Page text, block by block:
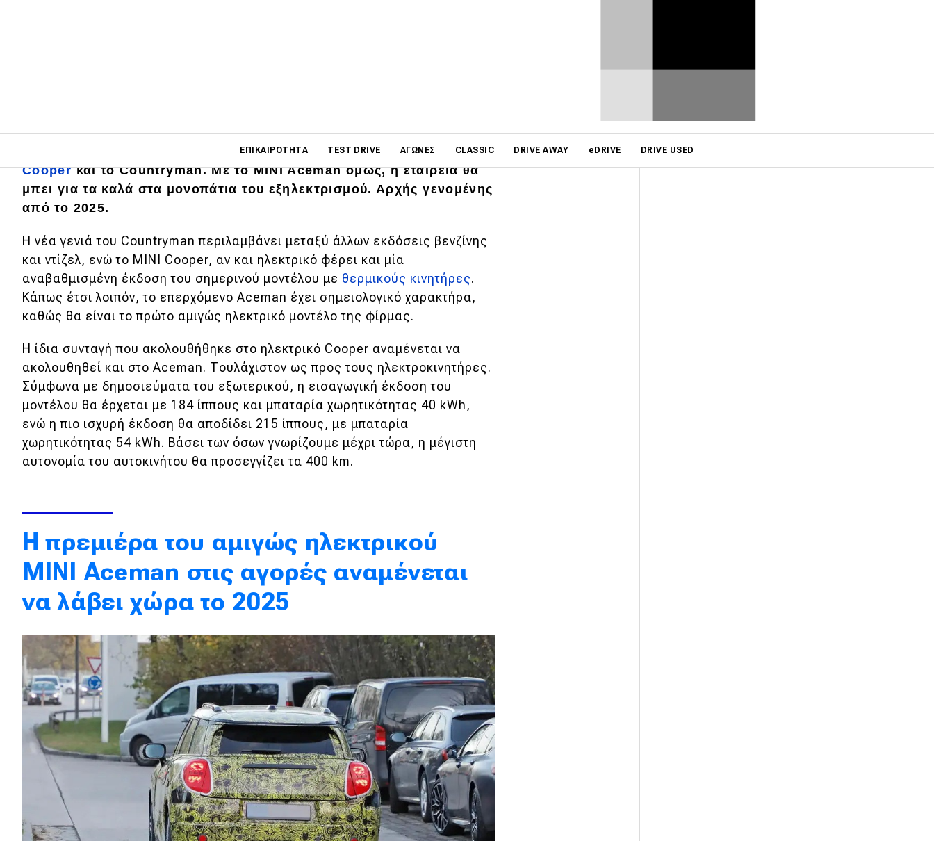
ΕΠΙΚΑΙΡΌΤΗΤΑ TEST DRIVE ΑΓΏΝΕΣ CLASSIC DRIVE AWAY eDRIVE DRIVE USED
Main navigation
Νέα μοντέλα
Πρωτότυπα
Ελλάδα
Τεχνολογία
Ασφάλεια
Αγορά
Απόψεις
Αποστολή
Συγκρίνουμε
Formula 1
WRC
Motorsport
Eco
Νέα
Τεχνολογία
Τα πρώτα βήματα της MINI στην ηλεκτροκίνηση έχουν γίνει με το
Cooperκαι το Countryman. Με το MINI Aceman όμως, η εταιρεία θα
μπει για τα καλά στα μονοπάτια του εξηλεκτρισμού. Αρχής γενομένης
από το 2025.
Η νέα γενιά του Countryman περιλαμβάνει μεταξύ άλλων εκδόσεις βενζίνης
και ντίζελ, ενώ το MINI Cooper, αν και ηλεκτρικό φέρει και μία
αναβαθμισμένη έκδοση του σημερινού μοντέλου με θερμικούς κινητήρες.
Κάπως έτσι λοιπόν, το επερχόμενο Aceman έχει σημειολογικό χαρακτήρα,
καθώς θα είναι το πρώτο αμιγώς ηλεκτρικό μοντέλο της φίρμας.
Η ίδια συνταγή που ακολουθήθηκε στο ηλεκτρικό Cooper αναμένεται να
ακολουθηθεί και στο Aceman. Τουλάχιστον ως προς τους ηλεκτροκινητήρες.
Σύμφωνα με δημοσιεύματα του εξωτερικού, η εισαγωγική έκδοση του
μοντέλου θα έρχεται με 184 ίππους και μπαταρία χωρητικότητας 40 kWh,
ενώ η πιο ισχυρή έκδοση θα αποδίδει 215 ίππους, με μπαταρία
χωρητικότητας 54 kWh. Βάσει των όσων γνωρίζουμε μέχρι τώρα, η μέγιστη
αυτονομία του αυτοκινήτου θα προσεγγίζει τα 400 km.
Η πρεμιέρα του αμιγώς ηλεκτρικού
MINI Aceman στις αγορές αναμένεται
να λάβει χώρα το 2025